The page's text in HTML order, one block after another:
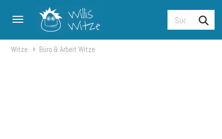
Toggle navigation
Witze Büro & Arbeit Witze